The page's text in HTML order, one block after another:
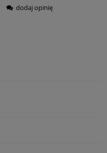
dodaj opinię